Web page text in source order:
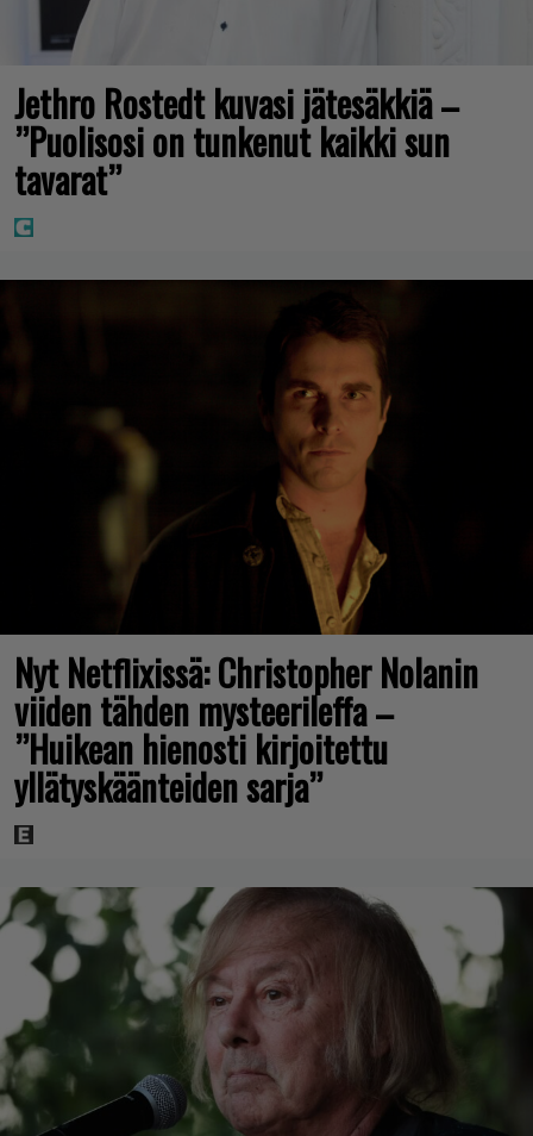
Jethro Rostedt kuvasi jätesäkkiä –
”Puolisosi on tunkenut kaikki sun
tavarat”
Nyt Netflixissä: Christopher Nolanin
viiden tähden mysteerileffa –
”Huikean hienosti kirjoitettu
yllätyskäänteiden sarja”